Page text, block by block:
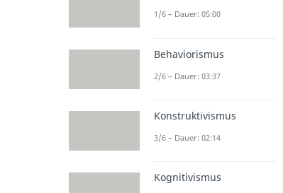
1/6 – Dauer: 05:00
Behaviorismus
2/6 – Dauer: 03:37
Konstruktivismus
3/6 – Dauer: 02:14
Kognitivismus